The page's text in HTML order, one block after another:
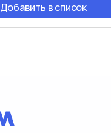
Добавить в список